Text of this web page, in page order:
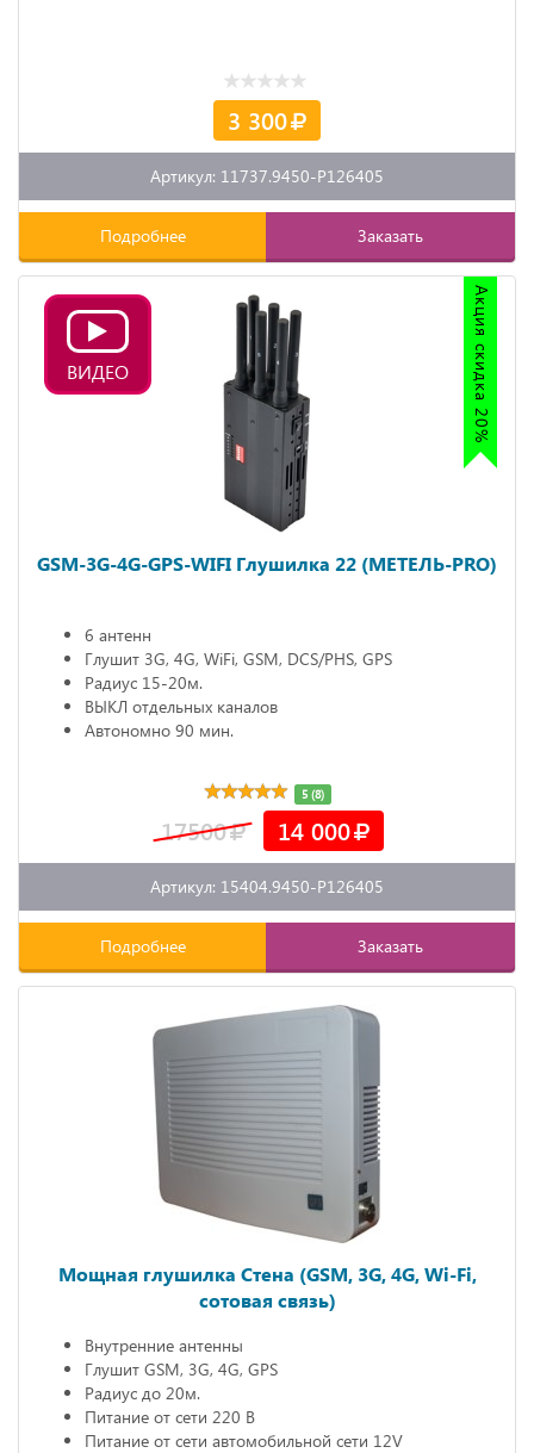
3 300
Артикул: 11737.9450-P126405
Подробнее Заказать
Акция скидка 20%
ВИДЕО
GSM-3G-4G-GPS-WIFI Глушилка 22 (МЕТЕЛЬ-PRO)
6 антенн
Глушит 3G, 4G, WiFi, GSM, DCS/PHS, GPS
Радиус 15-20м.
ВЫКЛ отдельных каналов
Автономно 90 мин.
5 (8)
17500 14 000
Артикул: 15404.9450-P126405
Подробнее Заказать
Мощная глушилка Стена (GSM, 3G, 4G, Wi-Fi,
сотовая связь)
Внутренние антенны
Глушит GSM, 3G, 4G, GPS
Радиус до 20м.
Питание от сети 220 В
Питание от сети автомобильной сети 12V